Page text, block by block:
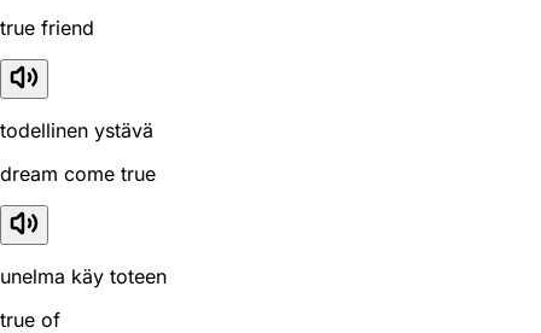
true friend
todellinen ystävä
dream come true
unelma käy toteen
true of